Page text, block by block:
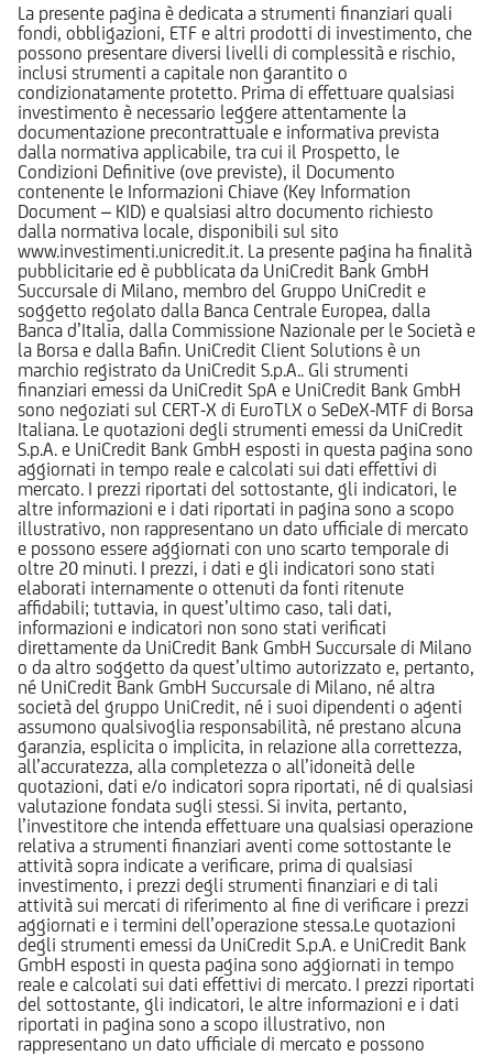
La presente pagina è dedicata a strumenti finanziari quali
fondi, obbligazioni, ETF e altri prodotti di investimento, che
possono presentare diversi livelli di complessità e rischio,
inclusi strumenti a capitale non garantito o
condizionatamente protetto. Prima di effettuare qualsiasi
investimento è necessario leggere attentamente la
documentazione precontrattuale e informativa prevista
dalla normativa applicabile, tra cui il Prospetto, le
Condizioni Definitive (ove previste), il Documento
contenente le Informazioni Chiave (Key Information
Document – KID) e qualsiasi altro documento richiesto
dalla normativa locale, disponibili sul sito
www.investimenti.unicredit.it. La presente pagina ha finalità
pubblicitarie ed è pubblicata da UniCredit Bank GmbH
Succursale di Milano, membro del Gruppo UniCredit e
soggetto regolato dalla Banca Centrale Europea, dalla
Banca d’Italia, dalla Commissione Nazionale per le Società e
la Borsa e dalla Bafin. UniCredit Client Solutions è un
marchio registrato da UniCredit S.p.A.. Gli strumenti
finanziari emessi da UniCredit SpA e UniCredit Bank GmbH
sono negoziati sul CERT-X di EuroTLX o SeDeX-MTF di Borsa
Italiana. Le quotazioni degli strumenti emessi da UniCredit
S.p.A. e UniCredit Bank GmbH esposti in questa pagina sono
aggiornati in tempo reale e calcolati sui dati effettivi di
mercato. I prezzi riportati del sottostante, gli indicatori, le
altre informazioni e i dati riportati in pagina sono a scopo
illustrativo, non rappresentano un dato ufficiale di mercato
e possono essere aggiornati con uno scarto temporale di
oltre 20 minuti. I prezzi, i dati e gli indicatori sono stati
elaborati internamente o ottenuti da fonti ritenute
affidabili; tuttavia, in quest’ultimo caso, tali dati,
informazioni e indicatori non sono stati verificati
direttamente da UniCredit Bank GmbH Succursale di Milano
o da altro soggetto da quest’ultimo autorizzato e, pertanto,
né UniCredit Bank GmbH Succursale di Milano, né altra
società del gruppo UniCredit, né i suoi dipendenti o agenti
assumono qualsivoglia responsabilità, né prestano alcuna
garanzia, esplicita o implicita, in relazione alla correttezza,
all’accuratezza, alla completezza o all’idoneità delle
quotazioni, dati e/o indicatori sopra riportati, né di qualsiasi
valutazione fondata sugli stessi. Si invita, pertanto,
l’investitore che intenda effettuare una qualsiasi operazione
relativa a strumenti finanziari aventi come sottostante le
attività sopra indicate a verificare, prima di qualsiasi
investimento, i prezzi degli strumenti finanziari e di tali
attività sui mercati di riferimento al fine di verificare i prezzi
aggiornati e i termini dell’operazione stessa.Le quotazioni
degli strumenti emessi da UniCredit S.p.A. e UniCredit Bank
GmbH esposti in questa pagina sono aggiornati in tempo
reale e calcolati sui dati effettivi di mercato. I prezzi riportati
del sottostante, gli indicatori, le altre informazioni e i dati
riportati in pagina sono a scopo illustrativo, non
rappresentano un dato ufficiale di mercato e possono